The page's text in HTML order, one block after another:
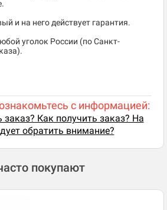
и на него действует гарантия.
уголок России (по Санкт-
с информацией:
Как получить заказ? На
обратить внимание?
покупают